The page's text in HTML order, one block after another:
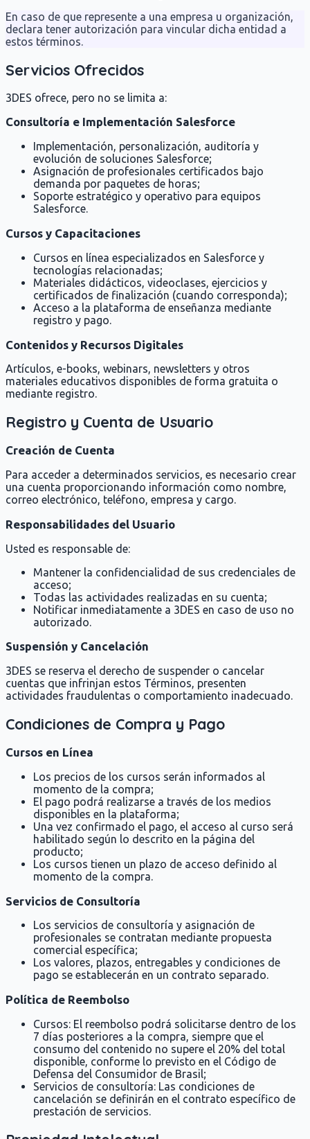
En caso de que represente a una empresa u organización,
declara tener autorización para vincular dicha entidad a
estos términos.
Servicios Ofrecidos
3DES ofrece, pero no se limita a:
Consultoría e Implementación Salesforce
Implementación, personalización, auditoría y
evolución de soluciones Salesforce;
Asignación de profesionales certificados bajo
demanda por paquetes de horas;
Soporte estratégico y operativo para equipos
Salesforce.
Cursos y Capacitaciones
Cursos en línea especializados en Salesforce y
tecnologías relacionadas;
Materiales didácticos, videoclases, ejercicios y
certificados de finalización (cuando corresponda);
Acceso a la plataforma de enseñanza mediante
registro y pago.
Contenidos y Recursos Digitales
Artículos, e-books, webinars, newsletters y otros
materiales educativos disponibles de forma gratuita o
mediante registro.
Registro y Cuenta de Usuario
Creación de Cuenta
Para acceder a determinados servicios, es necesario crear
una cuenta proporcionando información como nombre,
correo electrónico, teléfono, empresa y cargo.
Responsabilidades del Usuario
Usted es responsable de:
Mantener la confidencialidad de sus credenciales de
acceso;
Todas las actividades realizadas en su cuenta;
Notificar inmediatamente a 3DES en caso de uso no
autorizado.
Suspensión y Cancelación
3DES se reserva el derecho de suspender o cancelar
cuentas que infrinjan estos Términos, presenten
actividades fraudulentas o comportamiento inadecuado.
Condiciones de Compra y Pago
Cursos en Línea
Los precios de los cursos serán informados al
momento de la compra;
El pago podrá realizarse a través de los medios
disponibles en la plataforma;
Una vez confirmado el pago, el acceso al curso será
habilitado según lo descrito en la página del
producto;
Los cursos tienen un plazo de acceso definido al
momento de la compra.
Servicios de Consultoría
Los servicios de consultoría y asignación de
profesionales se contratan mediante propuesta
comercial específica;
Los valores, plazos, entregables y condiciones de
pago se establecerán en un contrato separado.
Política de Reembolso
Cursos: El reembolso podrá solicitarse dentro de los
7 días posteriores a la compra, siempre que el
consumo del contenido no supere el 20% del total
disponible, conforme lo previsto en el Código de
Defensa del Consumidor de Brasil;
Servicios de consultoría: Las condiciones de
cancelación se definirán en el contrato específico de
prestación de servicios.